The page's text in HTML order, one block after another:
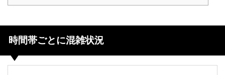
時間帯ごとに混雑状況